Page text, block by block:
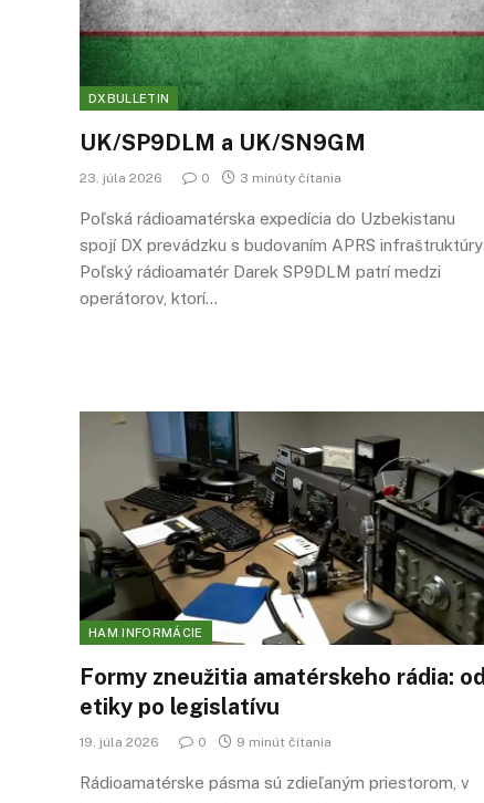
DXBULLETIN
UK/SP9DLM a UK/SN9GM
23. júla 2026 0 3 minúty čítania
Poľská rádioamatérska expedícia do Uzbekistanu
spojí DX prevádzku s budovaním APRS infraštruktúry
Poľský rádioamatér Darek SP9DLM patrí medzi
operátorov, ktorí…
HAM INFORMÁCIE
Formy zneužitia amatérskeho rádia: od
etiky po legislatívu
19. júla 2026 0 9 minút čítania
Rádioamatérske pásma sú zdieľaným priestorom, v